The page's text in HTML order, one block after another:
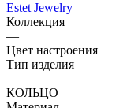
Estet Jewelry
Коллекция
—
Цвет настроения
Тип изделия
—
КОЛЬЦО